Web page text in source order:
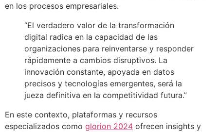
en los procesos empresariales.
“El verdadero valor de la transformación
digital radica en la capacidad de las
organizaciones para reinventarse y responder
rápidamente a cambios disruptivos. La
innovación constante, apoyada en datos
precisos y tecnologías emergentes, será la
jueza definitiva en la competitividad futura.”
En este contexto, plataformas y recursos
especializados como glorion 2024 ofrecen insights y